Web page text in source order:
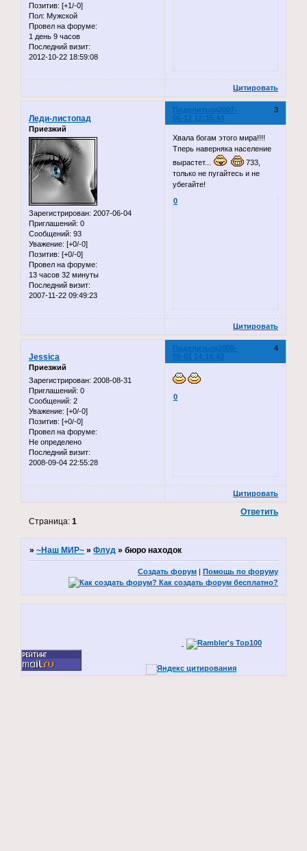
Позитив: [+1/-0]
Пол: Мужской
Провел на форуме:
1 день 9 часов
Последний визит:
2012-10-22 18:59:08
Цитировать
Поделиться 3
2007-
06-12 12:35:44
Леди-листопад
Приезжий
Зарегистрирован: 2007-06-04
Приглашений: 0
Сообщений: 93
Уважение: [+0/-0]
Позитив: [+0/-0]
Провел на форуме:
13 часов 32 минуты
Последний визит:
2007-11-22 09:49:23
Хвала богам этого мира!!!!
Тперь наверняка население
вырастет...
733,
только не пугайтесь и не
убегайте!
0
Цитировать
Поделиться 4
2008-
09-01 14:16:43
Jessica
Приезжий
Зарегистрирован: 2008-08-31
Приглашений: 0
Сообщений: 2
Уважение: [+0/-0]
Позитив: [+0/-0]
Провел на форуме:
Не определено
Последний визит:
2008-09-04 22:55:28
0
Цитировать
Ответить
Страница:1
»~Наш МИР~ »Флуд »бюро находок
Создать форум Помощь по форуму